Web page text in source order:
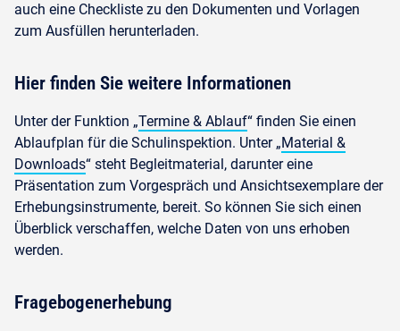
auch eine Checkliste zu den Dokumenten und Vorlagen
zum Ausfüllen herunterladen.
Hier finden Sie weitere Informationen
Unter der Funktion „Termine & Ablauf“ finden Sie einen
Ablaufplan für die Schulinspektion. Unter „Material &
Downloads“ steht Begleitmaterial, darunter eine
Präsentation zum Vorgespräch und Ansichtsexemplare der
Erhebungsinstrumente, bereit. So können Sie sich einen
Überblick verschaffen, welche Daten von uns erhoben
werden.
Fragebogenerhebung